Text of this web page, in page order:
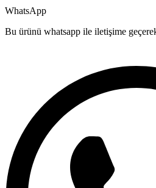
WhatsApp
Bu ürünü whatsapp ile iletişime